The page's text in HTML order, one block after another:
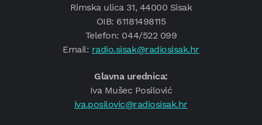
Rimska ulica 31, 44000 Sisak
OIB: 61181498115
Telefon: 044/522 099
Email: radio.sisak@radiosisak.hr
Glavna urednica:
Iva Mušec Posilović
iva.posilovic@radiosisak.hr